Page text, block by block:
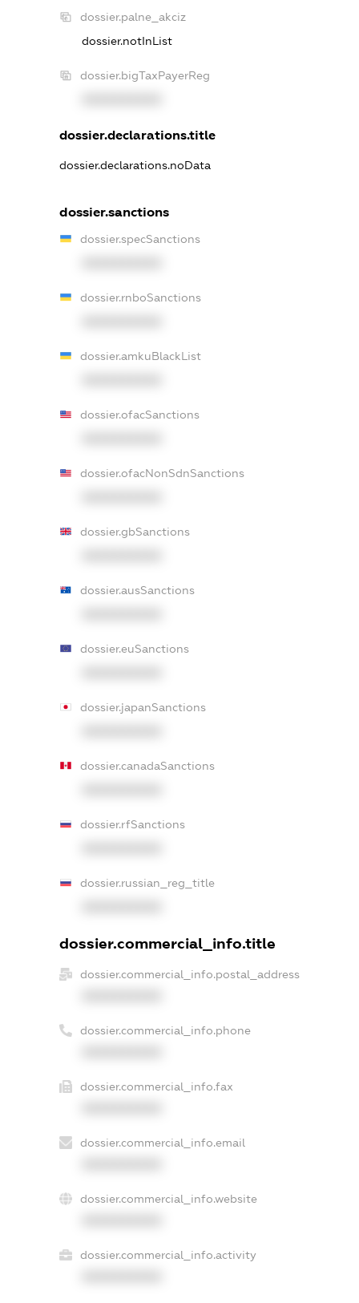
dossier.palne_akciz
dossier.notInList
dossier.bigTaxPayerReg
dossier.declarations.title
dossier.declarations.noData
dossier.sanctions
dossier.specSanctions
dossier.rnboSanctions
dossier.amkuBlackList
dossier.ofacSanctions
dossier.ofacNonSdnSanctions
dossier.gbSanctions
dossier.ausSanctions
dossier.euSanctions
dossier.japanSanctions
dossier.canadaSanctions
dossier.rfSanctions
dossier.russian_reg_title
dossier.commercial_info.title
dossier.commercial_info.postal_address
dossier.commercial_info.phone
dossier.commercial_info.fax
dossier.commercial_info.email
dossier.commercial_info.website
dossier.commercial_info.activity